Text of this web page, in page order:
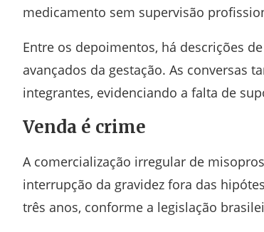
medicamento sem supervisão
Entre os depoimentos, há descrições
avançados da gestação. As conversas
integrantes, evidenciando a falta de
Venda é crime
A comercialização irregular de
interrupção da gravidez fora das
três anos, conforme a legislação